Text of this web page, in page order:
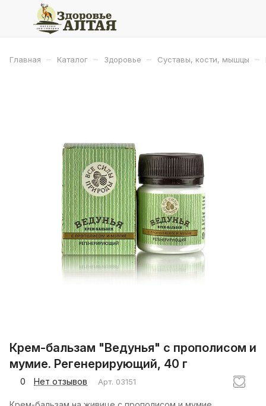
Главная – Каталог – Здоровье – Суставы, кости, мышцы –
Крем-бальзам "Ведунья" с прополисом и
мумие. Регенерирующий, 40 г
0 Нет отзывов Арт. 03151